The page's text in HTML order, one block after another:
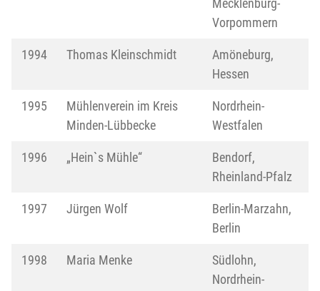
Mecklenburg-
Vorpommern
1994 Thomas Kleinschmidt
Amöneburg,
Hessen
1995
Mühlenverein im Kreis
Minden-Lübbecke
Nordrhein-
Westfalen
1996 „Hein`s Mühle“
Bendorf,
Rheinland-Pfalz
1997 Jürgen Wolf
Berlin-Marzahn,
Berlin
1998 Maria Menke
Südlohn,
Nordrhein-